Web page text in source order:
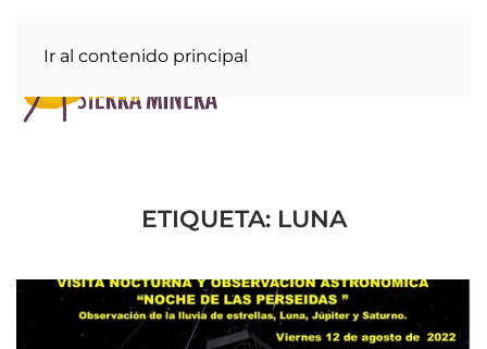
Ir al contenido principal
ETIQUETA: LUNA